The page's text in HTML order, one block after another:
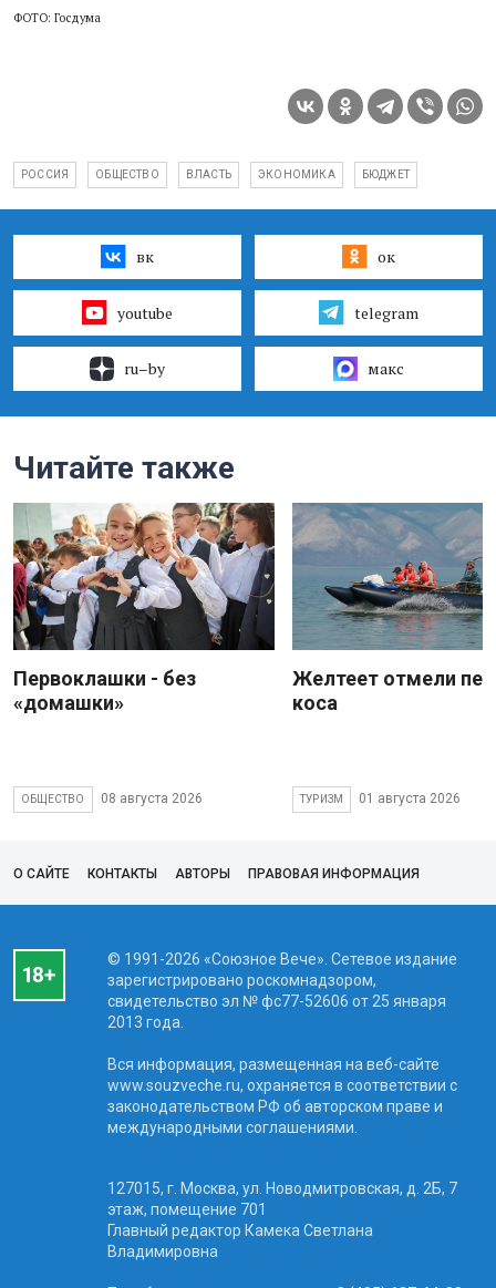
ФОТО: Госдума
РОССИЯ ОБЩЕСТВО ВЛАСТЬ ЭКОНОМИКА БЮДЖЕТ
вк ок
youtube telegram
ru–by макс
Читайте также
Первоклашки - без
«домашки»
ОБЩЕСТВО 08 августа 2026
Желтеет отмели
коса
ТУРИЗМ 01 августа 2026
О САЙТЕ КОНТАКТЫ АВТОРЫ ПРАВОВАЯ ИНФОРМАЦИЯ
© 1991-2026 «Союзное Вече». Сетевое издание
зарегистрировано роскомнадзором,
свидетельство эл № фc77-52606 от 25 января
2013 года.
Вся информация, размещенная на веб-сайте
www.souzveche.ru, охраняется в соответствии с
законодательством РФ об авторском праве и
международными соглашениями.
127015, г. Москва, ул. Новодмитровская, д. 2Б, 7
этаж, помещение 701
Главный редактор Камека Светлана
Владимировна